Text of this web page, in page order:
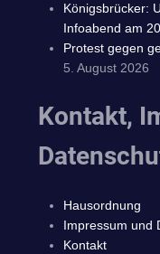
Königsbrücker:
Infoabend am
Protest gegen
5. August 2026
Kontakt,
Hausordnung
Impressum und
Kontakt